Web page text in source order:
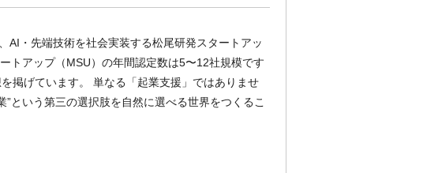
AI・先端技術を社会実装する松尾研発スタートアッ
トアップ（MSU）の年間認定数は5〜12社規模です
掲げています。 単なる「起業支援」ではありませ
という第三の選択肢を自然に選べる世界をつくるこ